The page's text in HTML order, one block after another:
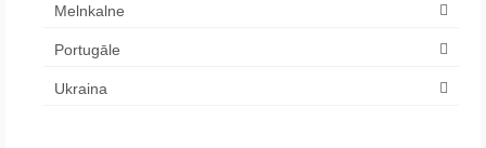
Melnkalne
Portugāle
Ukraina